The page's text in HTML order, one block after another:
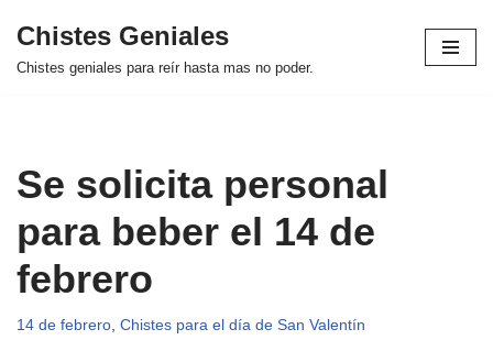
Saltar
Chistes Geniales
Chistes geniales para reír hasta mas no poder.
Se solicita personal
para beber el 14 de
febrero
14 de febrero, Chistes para el día de San Valentín